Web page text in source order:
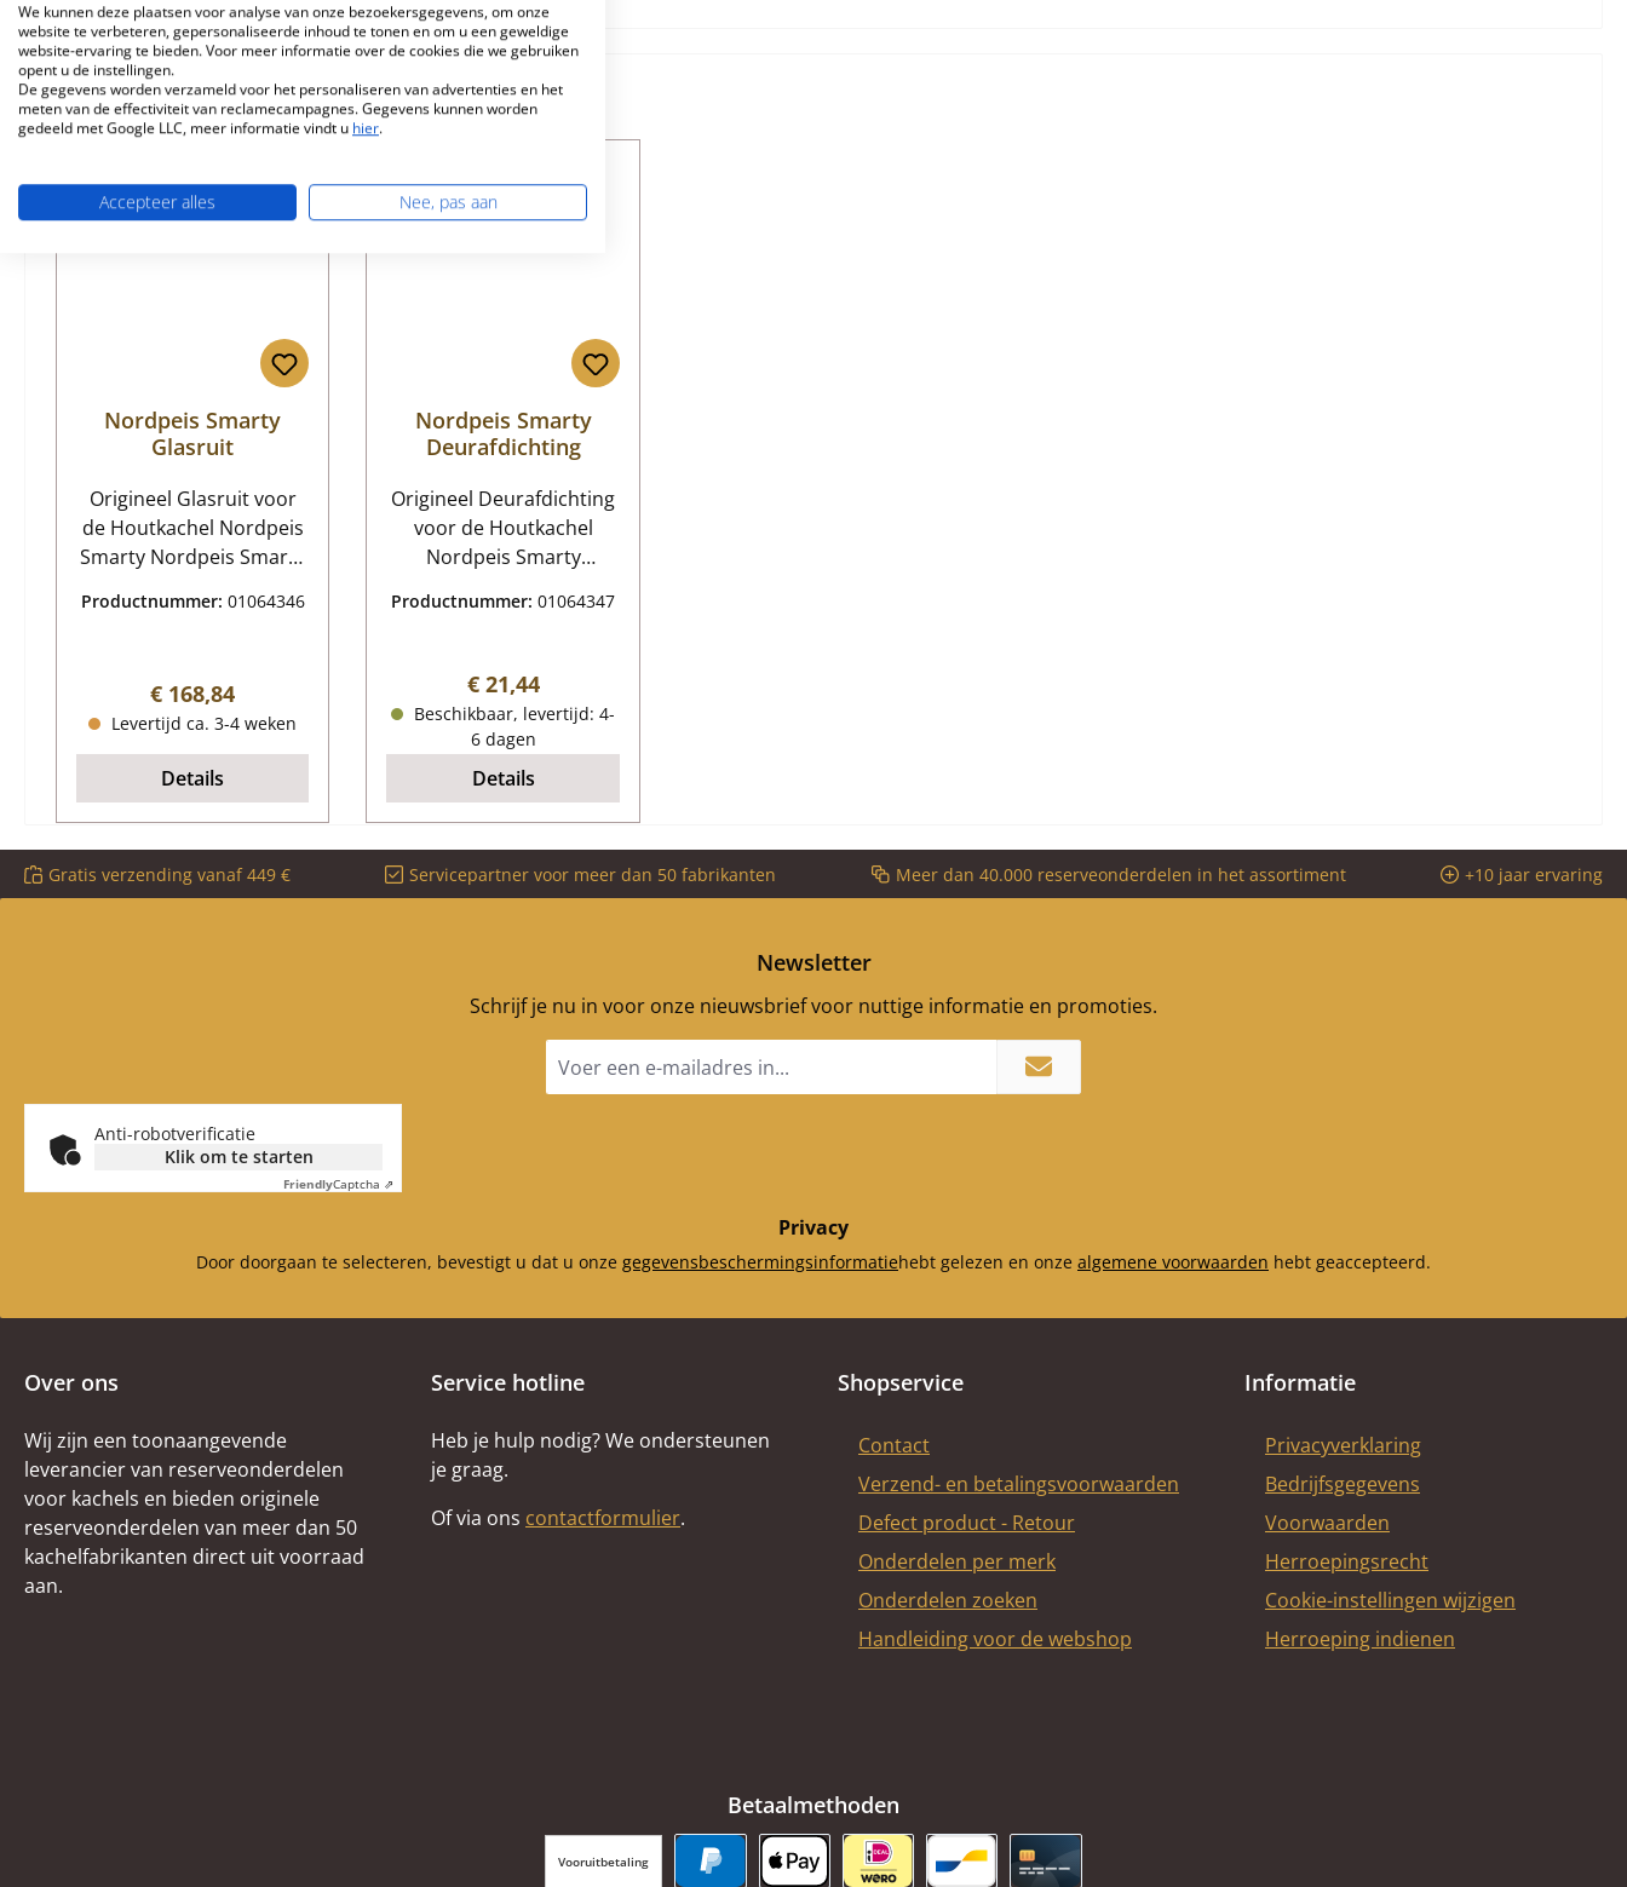
Vergelijkbare producten
Nordpeis Smarty
Glasruit
Origineel Glasruit voor
de Houtkachel Nordpeis
Smarty Nordpeis Smarty
glaskeramiek, venster
Productnummer: 01064346
Normale prijs:
€ 168,84
Levertijd ca. 3-4 weken
Details
Nog 1 op voorraad!
Nordpeis Smarty
Deurafdichting
Origineel Deurafdichting
voor de Houtkachel
Nordpeis Smarty
Deurafdichting
afdichting, pakking voor
kacheldeurtjes
Koordafdichting Lengte
1,70 m
Productnummer:01064347
Normale prijs:
€ 21,44
Beschikbaar, levertijd: 4-
6 dagen
Details
Gratis verzending vanaf 449 € Servicepartner voor meer dan 50 fabrikanten Meer dan 40.000 reserveonderdelen in het assortiment +10 jaar ervaring
Newsletter
Schrijf je nu in voor onze nieuwsbrief voor nuttige informatie en promoties.
mailadres
Anti-robotverificatie
Klik om te starten
FriendlyCaptcha ⇗
Privacy
Door doorgaan te selecteren, bevestigt u dat u onze gegevensbeschermingsinformatiehebt gelezen en onze algemene voorwaarden hebt geaccepteerd.
Over ons
Wij zijn een toonaangevende
leverancier van reserveonderdelen
voor kachels en bieden originele
reserveonderdelen van meer dan 50
kachelfabrikanten direct uit voorraad
aan.
Service hotline
Heb je hulp nodig? We ondersteunen
je graag.
Of via ons contactformulier.
Shopservice
Contact
Verzend- en betalingsvoorwaarden
Defect product - Retour
Onderdelen per merk
Onderdelen zoeken
Handleiding voor de webshop
Informatie
Privacyverklaring
Bedrijfsgegevens
Voorwaarden
Herroepingsrecht
Cookie-instellingen wijzigen
Herroeping indienen
Betaalmethoden
Vooruitbetaling
We kunnen deze plaatsen voor analyse van onze bezoekersgegevens, om onze
website te verbeteren, gepersonaliseerde inhoud te tonen en om u een geweldige
website-ervaring te bieden. Voor meer informatie over de cookies die we gebruiken
opent u de instellingen.
De gegevens worden verzameld voor het personaliseren van advertenties en het
meten van de effectiviteit van reclamecampagnes. Gegevens kunnen worden
gedeeld met Google LLC, meer informatie vindt u hier.
Accepteer alles Nee, pas aan